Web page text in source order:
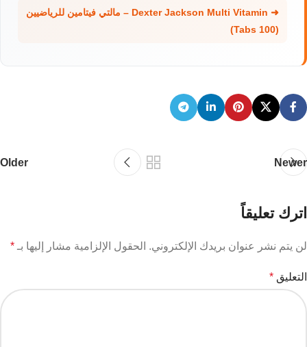
➜ Dexter Jackson Multi Vitamin – مالتي فيتامين للرياضيين
(100 Tabs)
Newer
Older
اترك تعليقاً
لن يتم نشر عنوان بريدك الإلكتروني. الحقول الإلزامية مشار إليها بـ *
التعليق *